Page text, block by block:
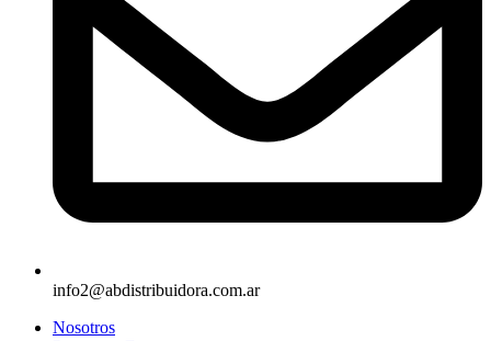
info2@abdistribuidora.com.ar
Nosotros